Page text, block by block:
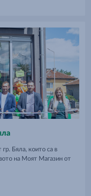
Бяла, които са в
на Моят Магазин от